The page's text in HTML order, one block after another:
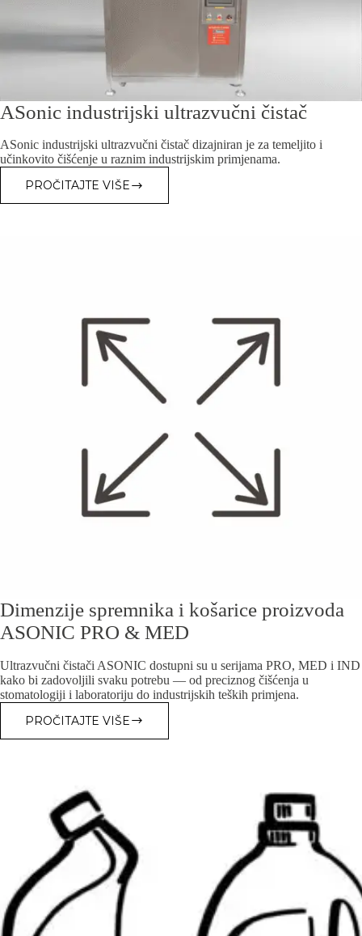
ASonic industrijski ultrazvučni čistač
ASonic industrijski ultrazvučni čistač dizajniran je za temeljito i
učinkovito čišćenje u raznim industrijskim primjenama.
PROČITAJTE VIŠE
ASONIC
INDUSTRIJSKI
Dimenzije spremnika i košarice proizvoda
ASONIC PRO & MED
Ultrazvučni čistači ASONIC dostupni su u serijama PRO, MED i IND
kako bi zadovoljili svaku potrebu — od preciznog čišćenja u
stomatologiji i laboratoriju do industrijskih teških primjena.
PROČITAJTE VIŠE
DIMENZIJE
SPREMNIKA
ASONIC
PRO
&
MED